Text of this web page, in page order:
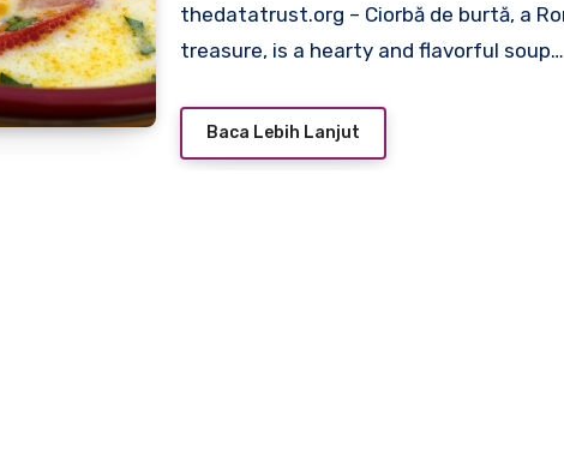
thedatatrust.org – Ciorbă de burtă, a Romanian culinary
treasure, is a hearty and flavorful soup…
Baca Lebih Lanjut